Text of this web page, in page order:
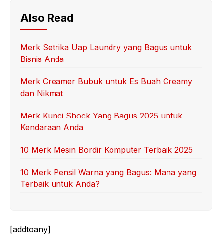
Also Read
Merk Setrika Uap Laundry yang Bagus untuk
Bisnis Anda
Merk Creamer Bubuk untuk Es Buah Creamy
dan Nikmat
Merk Kunci Shock Yang Bagus 2025 untuk
Kendaraan Anda
10 Merk Mesin Bordir Komputer Terbaik 2025
10 Merk Pensil Warna yang Bagus: Mana yang
Terbaik untuk Anda?
[addtoany]